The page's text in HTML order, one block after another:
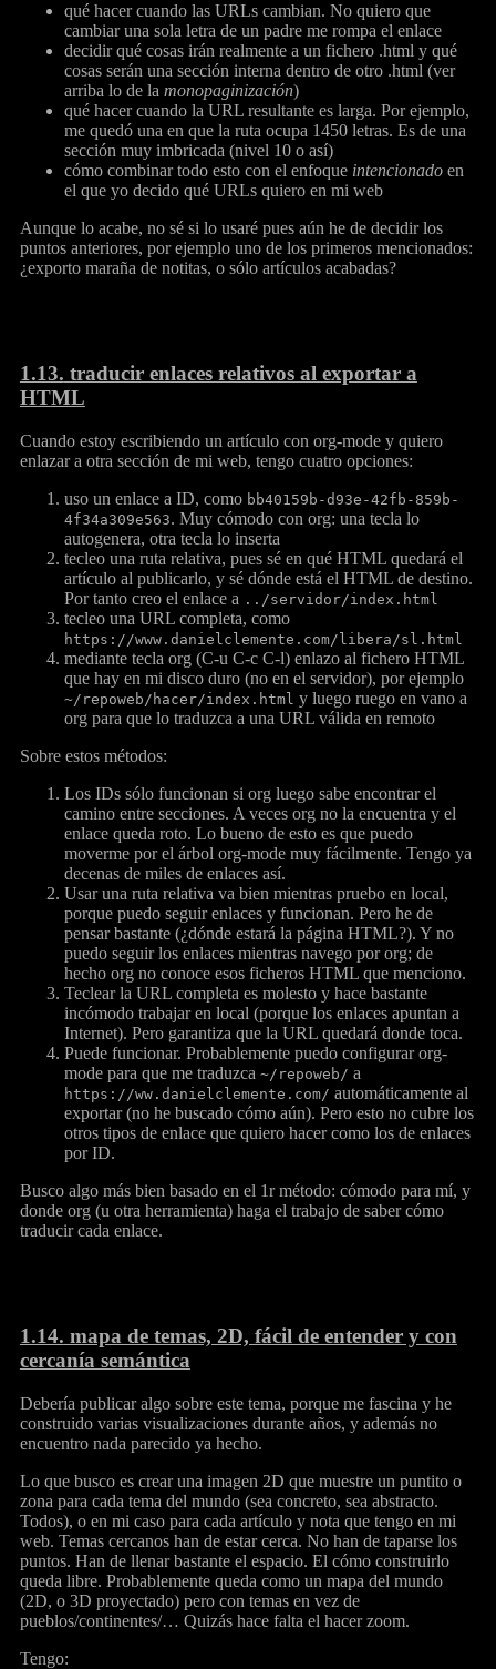
qué hacer cuando las URLs cambian. No quiero que
cambiar una sola letra de un padre me rompa el enlace
decidir qué cosas irán realmente a un fichero .html y qué
cosas serán una sección interna dentro de otro .html (ver
arriba lo de la monopaginización)
qué hacer cuando la URL resultante es larga. Por ejemplo,
me quedó una en que la ruta ocupa 1450 letras. Es de una
sección muy imbricada (nivel 10 o así)
cómo combinar todo esto con el enfoque intencionadoen
el que yo decido qué URLs quiero en mi web
Aunque lo acabe, no sé si lo usaré pues aún he de decidir los
puntos anteriores, por ejemplo uno de los primeros mencionados:
¿exporto maraña de notitas, o sólo artículos acabadas?
1.13. traducir enlaces relativos al exportar a
HTML
Cuando estoy escribiendo un artículo con org-mode y quiero
enlazar a otra sección de mi web, tengo cuatro opciones:
uso un enlace a ID, como bb40159b-d93e-42fb-859b-
4f34a309e563. Muy cómodo con org: una tecla lo
autogenera, otra tecla lo inserta
tecleo una ruta relativa, pues sé en qué HTML quedará el
artículo al publicarlo, y sé dónde está el HTML de destino.
Por tanto creo el enlace a ../servidor/index.html
tecleo una URL completa, como
https://www.danielclemente.com/libera/sl.html
mediante tecla org (C-u C-c C-l) enlazo al fichero HTML
que hay en mi disco duro (no en el servidor), por ejemplo
~/repoweb/hacer/index.html y luego ruego en vano a
org para que lo traduzca a una URL válida en remoto
Sobre estos métodos:
Los IDs sólo funcionan si org luego sabe encontrar el
camino entre secciones. A veces org no la encuentra y el
enlace queda roto. Lo bueno de esto es que puedo
moverme por el árbol org-mode muy fácilmente. Tengo ya
decenas de miles de enlaces así.
Usar una ruta relativa va bien mientras pruebo en local,
porque puedo seguir enlaces y funcionan. Pero he de
pensar bastante (¿dónde estará la página HTML?). Y no
puedo seguir los enlaces mientras navego por org; de
hecho org no conoce esos ficheros HTML que menciono.
Teclear la URL completa es molesto y hace bastante
incómodo trabajar en local (porque los enlaces apuntan a
Internet). Pero garantiza que la URL quedará donde toca.
Puede funcionar. Probablemente puedo configurar org-
mode para que me traduzca ~/repoweb/ a
https://ww.danielclemente.com/ automáticamente al
exportar (no he buscado cómo aún). Pero esto no cubre los
otros tipos de enlace que quiero hacer como los de enlaces
por ID.
Busco algo más bien basado en el 1r método: cómodo para mí, y
donde org (u otra herramienta) haga el trabajo de saber cómo
traducir cada enlace.
1.14. mapa de temas, 2D, fácil de entender y con
cercanía semántica
Debería publicar algo sobre este tema, porque me fascina y he
construido varias visualizaciones durante años, y además no
encuentro nada parecido ya hecho.
Lo que busco es crear una imagen 2D que muestre un puntito o
zona para cada tema del mundo (sea concreto, sea abstracto.
Todos), o en mi caso para cada artículo y nota que tengo en mi
web. Temas cercanos han de estar cerca. No han de taparse los
puntos. Han de llenar bastante el espacio. El cómo construirlo
queda libre. Probablemente queda como un mapa del mundo
(2D, o 3D proyectado) pero con temas en vez de
pueblos/continentes/… Quizás hace falta el hacer zoom.
Tengo: